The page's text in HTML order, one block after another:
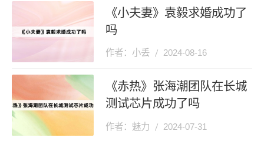
《小夫妻》袁毅求婚成功了
吗
作者：小丢 2024-08-16
《赤热》张海潮团队在长城
测试芯片成功了吗
作者：魅力 2024-07-31